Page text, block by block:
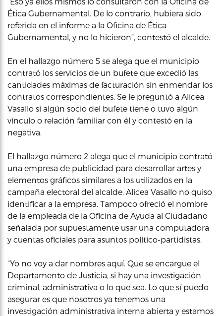
Ética Gubernamental. De lo contrario, hubiera sido
referida en el informe a la Oficina de Ética
Gubernamental, y no lo hicieron”, contestó el alcalde.
En el hallazgo número 5 se alega que el municipio
contrató los servicios de un bufete que excedió las
cantidades máximas de facturación sin enmendar los
contratos correspondientes. Se le preguntó a Alicea
Vasallo si algún socio del bufete tiene o tuvo algún
vínculo o relación familiar con él y contestó en la
negativa.
El hallazgo número 2 alega que el municipio contrató
una empresa de publicidad para desarrollar artes y
elementos gráficos similares a los utilizados en la
campaña electoral del alcalde. Alicea Vasallo no quiso
identificar a la empresa. Tampoco ofreció el nombre
de la empleada de la Oficina de Ayuda al Ciudadano
señalada por supuestamente usar una computadora
y cuentas oficiales para asuntos político-partidistas.
“Yo no voy a dar nombres aquí. Que se encargue el
Departamento de Justicia, si hay una investigación
criminal, administrativa o lo que sea. Lo que sí puedo
asegurar es que nosotros ya tenemos una
investigación administrativa interna abierta y estamos